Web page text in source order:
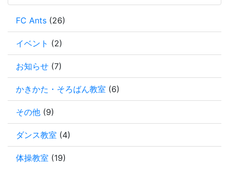
FC Ants (26)
イベント (2)
お知らせ (7)
かきかた・そろばん教室 (6)
その他 (9)
ダンス教室 (4)
体操教室 (19)